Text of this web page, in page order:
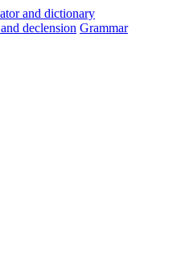
and declension Grammar